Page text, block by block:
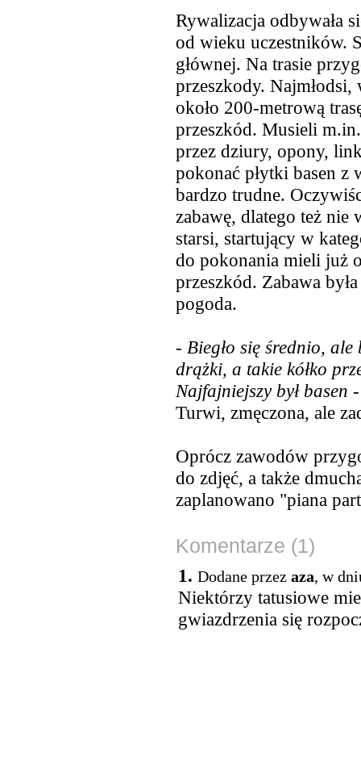
Rywalizacja odbywała
od wieku uczestników.
głównej. Na trasie
przeszkody.
około 200-metrową
przeszkód. Musieli
przez dziury, opony,
pokonać płytki basen z
bardzo trudne.
zabawę, dlatego też nie
starsi, startujący w
do pokonania mieli już
przeszkód. Zabawa
pogoda.
- Biegło się średnio, ale
drążki, a takie kółko
Najfajniejszy był basen
Turwi, zmęczona, ale
Oprócz zawodów
do zdjęć, a także
zaplanowano "piana
Komentarze (1)
1. Dodane przez aza, w
Niektórzy tatusiowe
gwiazdrzenia się